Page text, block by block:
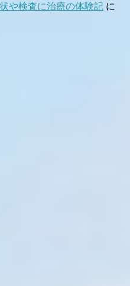
や検査に治療の体験記 に